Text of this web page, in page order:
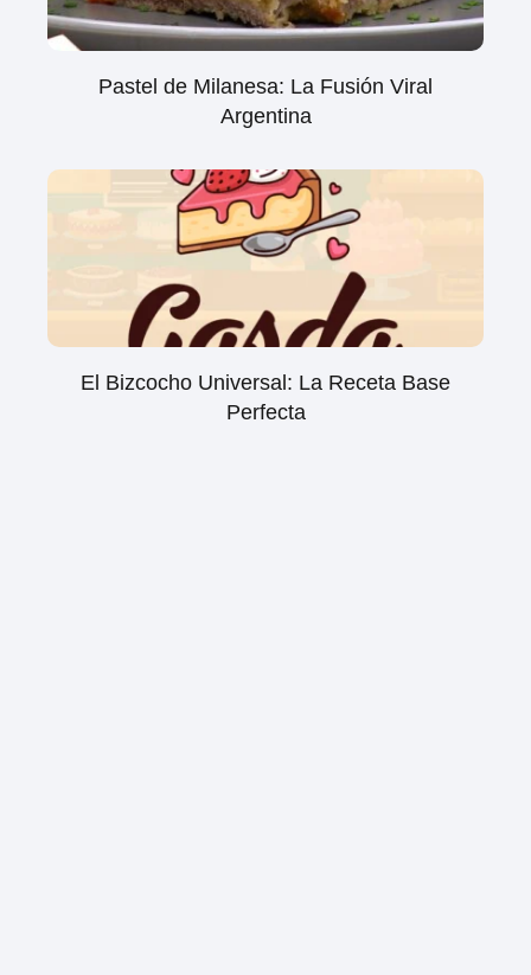
Pastel de Milanesa: La Fusión Viral
Argentina
El Bizcocho Universal: La Receta Base
Perfecta